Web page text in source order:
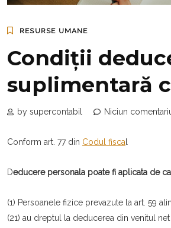
RESURSE UMANE
Condiții
suplimentară
by supercontabil Niciun
Conform art. 77 din Codul fisca
Deducere personala poate fi aplicata de
(1) Persoanele fizice prevazute la art. 59
(21) au dreptul la deducerea din venitul